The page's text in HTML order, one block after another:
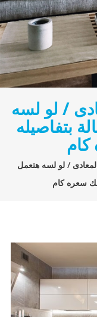
/ لو لسه
بتفاصيله
/ لو لسه هتعمل
سعره كام